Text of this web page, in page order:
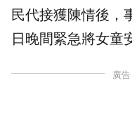
民代接獲陳情後，
日晚間緊急將女童
廣